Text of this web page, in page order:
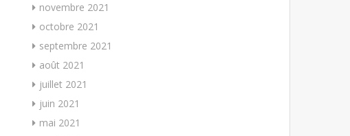
novembre 2021
octobre 2021
septembre 2021
août 2021
juillet 2021
juin 2021
mai 2021